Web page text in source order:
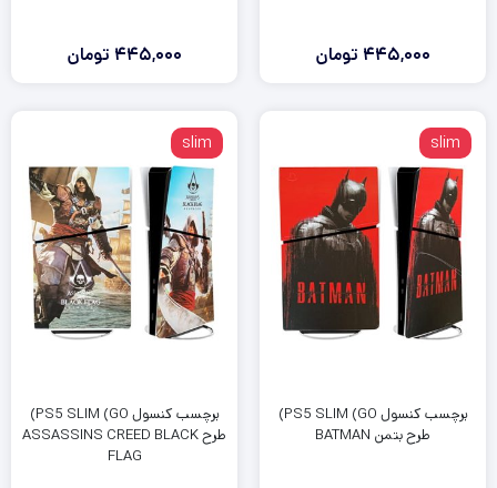
445,000 تومان 445,000 تومان
slim
برچسب کنسول PS5 SLIM (GO)
طرح بتمن BATMAN
slim
برچسب کنسول PS5 SLIM (GO)
طرح ASSASSINS CREED BLACK
FLAG